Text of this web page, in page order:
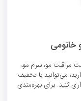
مراقبت مو، سرم مو،
می‌توانید با تخفیف
خریداری کنید. برای بهره‌مندی